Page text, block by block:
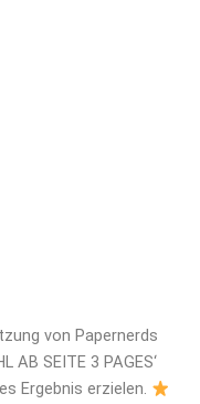
von Papernerds
AB SEITE 3 PAGES‘
Ergebnis erzielen.